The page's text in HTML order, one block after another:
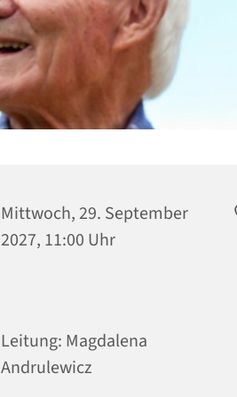
Mittwoch, 29. September
2027, 11:00 Uhr
Leitung: Magdalena
Andrulewicz